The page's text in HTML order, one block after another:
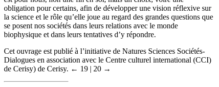
obligation pour certains, afin de développer une vision réflexive sur
la science et le rôle qu’elle joue au regard des grandes questions que
se posent nos sociétés dans leurs relations avec le monde
biophysique et dans leurs tentatives d’y répondre.
Cet ouvrage est publié à l’initiative de Natures Sciences Sociétés-
Dialogues en association avec le Centre culturel international (CCI)
de Cerisy) de Cerisy. ← 19 | 20 →